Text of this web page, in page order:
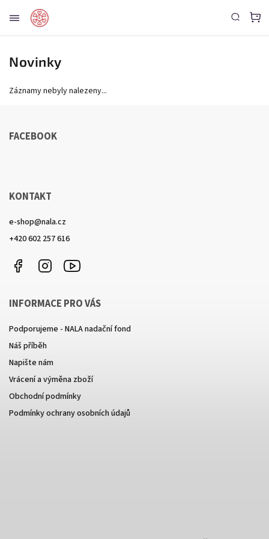
Novinky
Záznamy nebyly nalezeny...
FACEBOOK
KONTAKT
e-shop@nala.cz
+420 602 257 616
Facebook Instagram
INFORMACE PRO VÁS
Podporujeme - NALA nadační fond
Náš příběh
Napište nám
Vrácení a výměna zboží
Obchodní podmínky
Podmínky ochrany osobních údajů